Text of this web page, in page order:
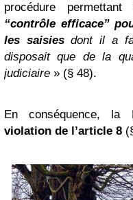
procédure
“contrôle efficace”
les saisiesdont il a
disposait que de la
judiciaire » (§ 48).
En conséquence, la
violation de l’article 8